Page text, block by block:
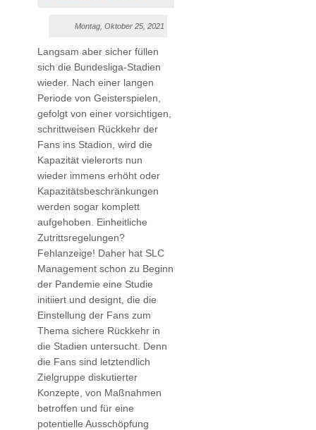
Montag, Oktober 25, 2021
Langsam aber sicher füllen
sich die Bundesliga-Stadien
wieder. Nach einer langen
Periode von Geisterspielen,
gefolgt von einer vorsichtigen,
schrittweisen Rückkehr der
Fans ins Stadion, wird die
Kapazität vielerorts nun
wieder immens erhöht oder
Kapazitätsbeschränkungen
werden sogar komplett
aufgehoben. Einheitliche
Zutrittsregelungen?
Fehlanzeige! Daher hat SLC
Management schon zu Beginn
der Pandemie eine Studie
initiiert und designt, die die
Einstellung der Fans zum
Thema sichere Rückkehr in
die Stadien untersucht. Denn
die Fans sind letztendlich
Zielgruppe diskutierter
Konzepte, von Maßnahmen
betroffen und für eine
potentielle Ausschöpfung